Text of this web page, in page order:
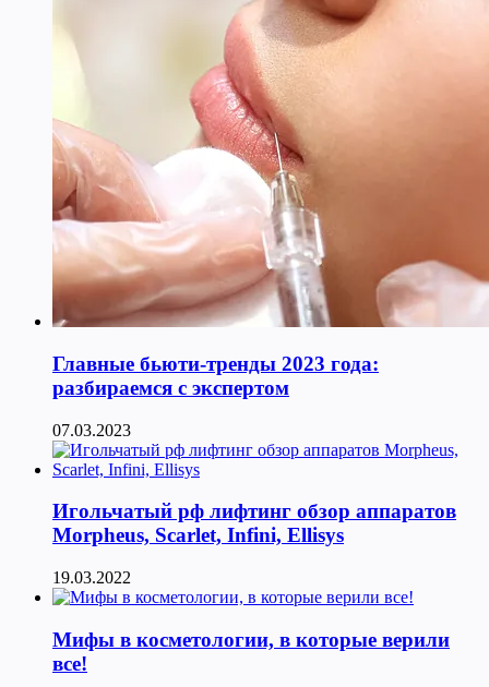
Главные бьюти-тренды 2023 года:
разбираемся с экспертом
07.03.2023
Игольчатый рф лифтинг обзор аппаратов
Morpheus, Scarlet, Infini, Ellisys
19.03.2022
Мифы в косметологии, в которые верили
все!